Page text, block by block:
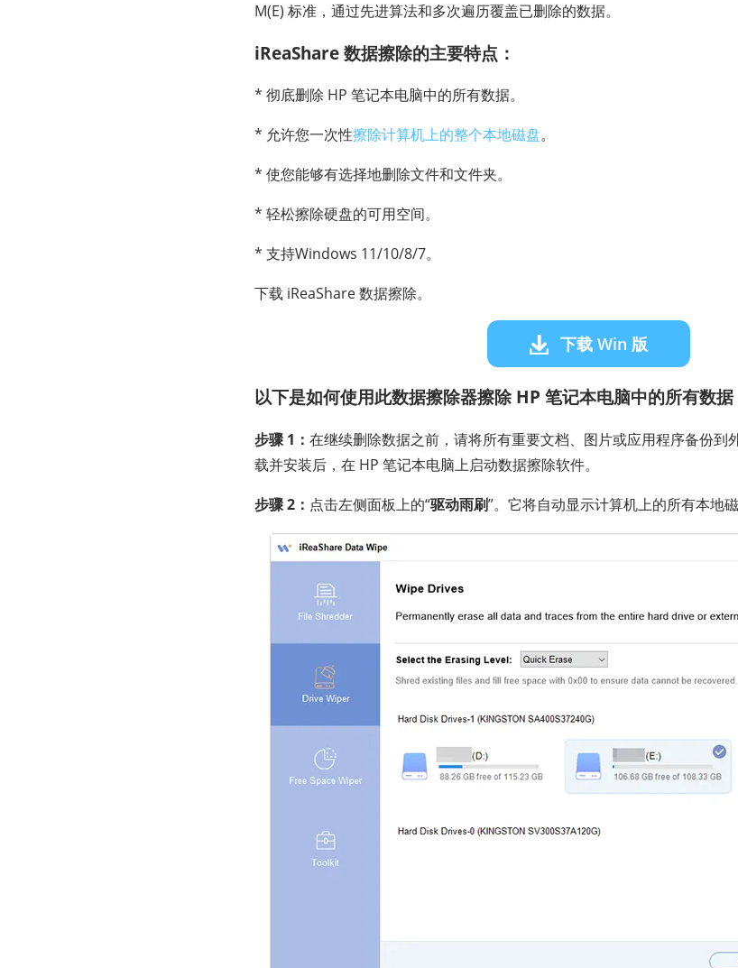
M(E) 标准，通过先进算法和多次遍历覆盖已删除的数据。
iReaShare 数据擦除的主要特点：
* 彻底删除 HP 笔记本电脑中的所有数据。
* 允许您一次性擦除计算机上的整个本地磁盘。
* 使您能够有选择地删除文件和文件夹。
* 轻松擦除硬盘的可用空间。
* 支持Windows 11/10/8/7。
下载 iReaShare 数据擦除。
下载 Win 版
以下是如何使用此数据擦除器擦除 HP 笔记本电脑中的所有数据
步骤 1： 在继续删除数据之前，请将所有重要文档、图片或应用程序备份到
载并安装后，在 HP 笔记本电脑上启动数据擦除软件。
步骤 2： 点击左侧面板上的“驱动雨刷”。它将自动显示计算机上的所有本地